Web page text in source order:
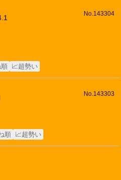
No.143304
📈超勢い
No.143303
順 📈超勢い